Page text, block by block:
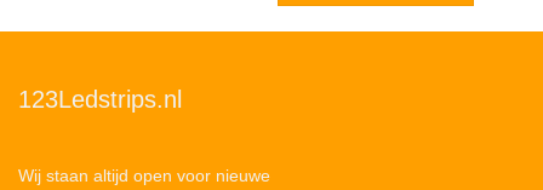
123Ledstrips.nl
Wij staan altijd open voor nieuwe